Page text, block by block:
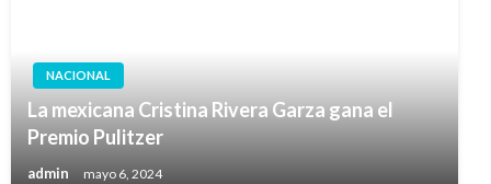
NACIONAL
La mexicana Cristina Rivera Garza gana el
Premio Pulitzer
admin mayo 6, 2024